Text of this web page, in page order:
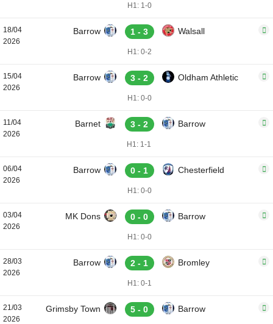
H1: 1-0
18/04
2026
Barrow 1 - 3 Walsall
H1: 0-2
15/04
2026
Barrow 3 - 2 Oldham Athletic
H1: 0-0
11/04
2026
Barnet 3 - 2 Barrow
H1: 1-1
06/04
2026
Barrow 0 - 1 Chesterfield
H1: 0-0
03/04
2026
MK Dons 0 - 0 Barrow
H1: 0-0
28/03
2026
Barrow 2 - 1 Bromley
H1: 0-1
21/03
2026
Grimsby Town 5 - 0 Barrow